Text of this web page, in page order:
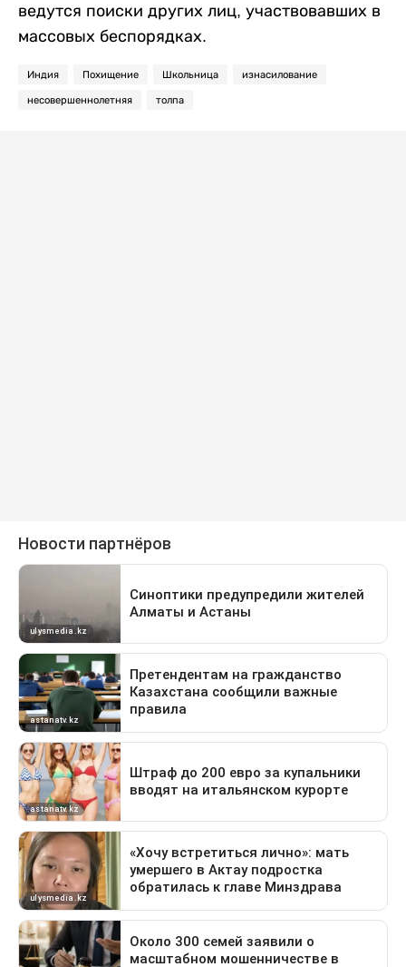
ведутся поиски других лиц, участвовавших в
массовых беспорядках.
Индия Похищение Школьница изнасилование
несовершеннолетняя толпа